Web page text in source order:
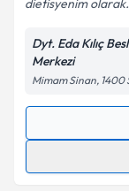
dietisyenim
Dyt. Eda Kılıç
Merkezi
Mimam Sinan, 1400
Randevu